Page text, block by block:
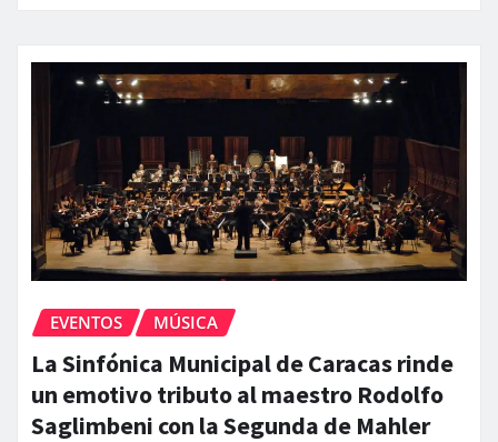
EVENTOS MÚSICA
La Sinfónica Municipal de Caracas rinde
un emotivo tributo al maestro Rodolfo
Saglimbeni con la Segunda de Mahler